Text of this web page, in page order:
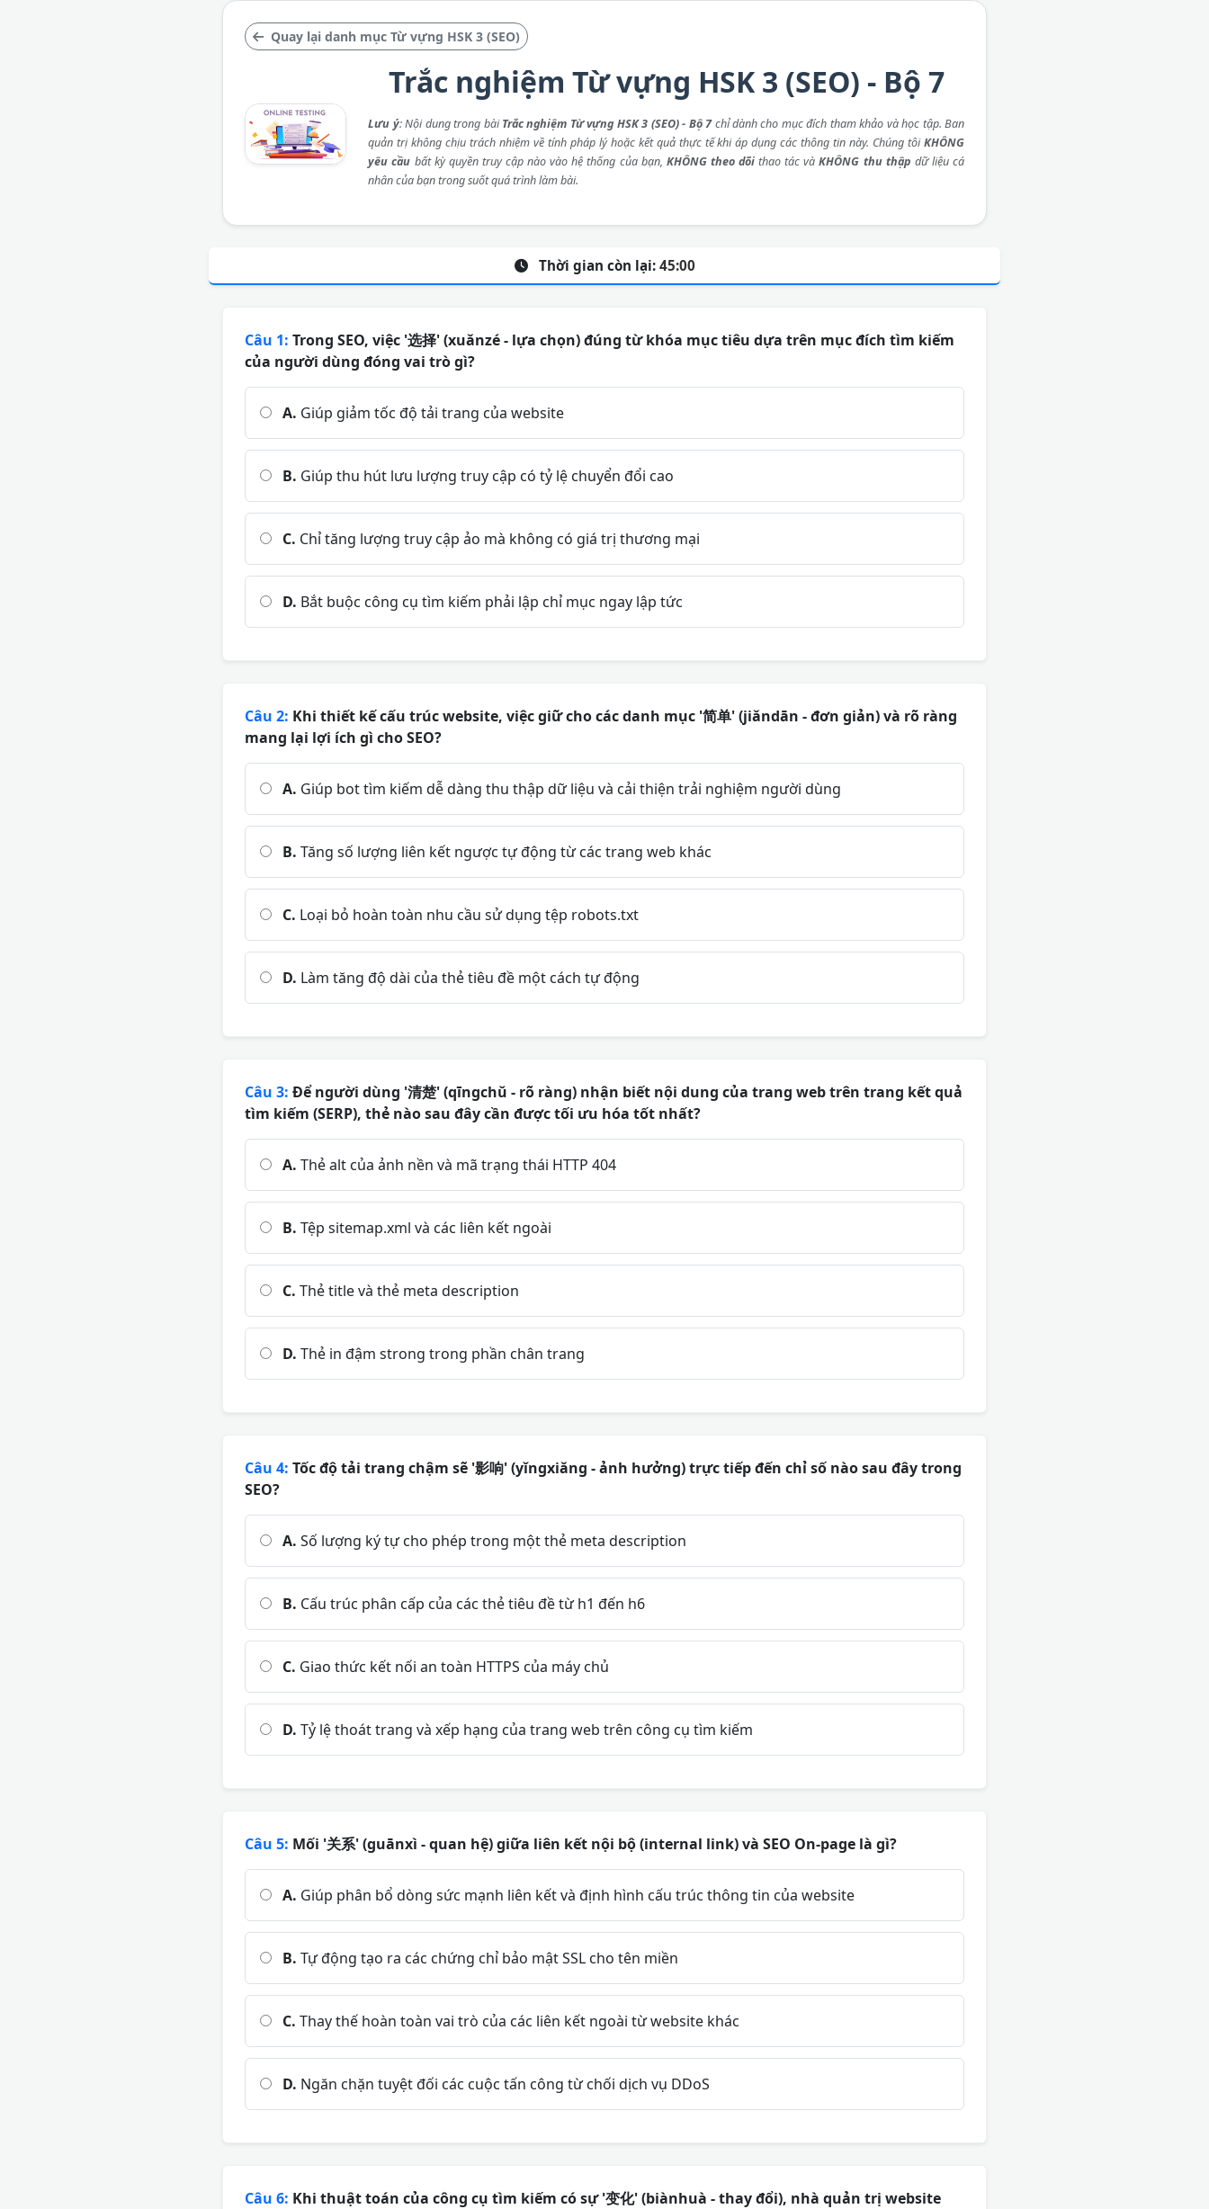
Quay lại danh mục Từ vựng HSK 3 (SEO)
Trắc nghiệm Từ vựng HSK 3 (SEO) - Bộ 7
Lưu ý: Nội dung trong bàiTrắc nghiệm Từ vựng HSK 3 (SEO) - Bộ 7chỉ dành cho mục đích tham khảo và học tập. Ban
quản trị không chịu trách nhiệm về tính pháp lý hoặc kết quả thực tế khi áp dụng các thông tin này. Chúng tôiKHÔNG
yêu cầu bất kỳ quyền truy cập nào vào hệ thống của bạn, KHÔNG theo dõi thao tác vàKHÔNG thu thập dữ liệu cá
nhân của bạn trong suốt quá trình làm bài.
Thời gian còn lại: 45:00
Câu 1: Trong SEO, việc '选择' (xuǎnzé - lựa chọn) đúng từ khóa mục tiêu dựa trên mục đích tìm kiếm
của người dùng đóng vai trò gì?
A. Giúp giảm tốc độ tải trang của website
B. Giúp thu hút lưu lượng truy cập có tỷ lệ chuyển đổi cao
C. Chỉ tăng lượng truy cập ảo mà không có giá trị thương mại
D. Bắt buộc công cụ tìm kiếm phải lập chỉ mục ngay lập tức
Câu 2: Khi thiết kế cấu trúc website, việc giữ cho các danh mục '简单' (jiǎndān - đơn giản) và rõ ràng
mang lại lợi ích gì cho SEO?
A. Giúp bot tìm kiếm dễ dàng thu thập dữ liệu và cải thiện trải nghiệm người dùng
B. Tăng số lượng liên kết ngược tự động từ các trang web khác
C. Loại bỏ hoàn toàn nhu cầu sử dụng tệp robots.txt
D. Làm tăng độ dài của thẻ tiêu đề một cách tự động
Câu 3: Để người dùng '清楚' (qīngchǔ - rõ ràng) nhận biết nội dung của trang web trên trang kết quả
tìm kiếm (SERP), thẻ nào sau đây cần được tối ưu hóa tốt nhất?
A. Thẻ alt của ảnh nền và mã trạng thái HTTP 404
B. Tệp sitemap.xml và các liên kết ngoài
C. Thẻ title và thẻ meta description
D. Thẻ in đậm strong trong phần chân trang
Câu 4: Tốc độ tải trang chậm sẽ '影响' (yǐngxiǎng - ảnh hưởng) trực tiếp đến chỉ số nào sau đây trong
SEO?
A. Số lượng ký tự cho phép trong một thẻ meta description
B. Cấu trúc phân cấp của các thẻ tiêu đề từ h1 đến h6
C. Giao thức kết nối an toàn HTTPS của máy chủ
D. Tỷ lệ thoát trang và xếp hạng của trang web trên công cụ tìm kiếm
Câu 5: Mối '关系' (guānxì - quan hệ) giữa liên kết nội bộ (internal link) và SEO On-page là gì?
A. Giúp phân bổ dòng sức mạnh liên kết và định hình cấu trúc thông tin của website
B. Tự động tạo ra các chứng chỉ bảo mật SSL cho tên miền
C. Thay thế hoàn toàn vai trò của các liên kết ngoài từ website khác
D. Ngăn chặn tuyệt đối các cuộc tấn công từ chối dịch vụ DDoS
Câu 6: Khi thuật toán của công cụ tìm kiếm có sự '变化' (biànhuà - thay đổi), nhà quản trị website